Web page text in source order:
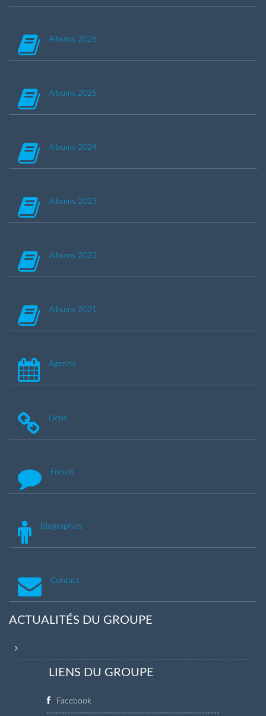
Albums 2026
Albums 2025
Albums 2024
Albums 2023
Albums 2022
Albums 2021
Agenda
Liens
Forum
Biographies
Contact
ACTUALITÉS DU GROUPE
LIENS DU GROUPE
Facebook